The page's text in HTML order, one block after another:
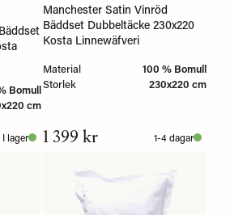
Bomull
cm
I lager
Manchester Satin Vinröd
Bäddset Dubbeltäcke 230x220
Kosta Linnewäfveri
Material
100 % Bomull
Storlek
230x220 cm
1 399 kr 1-4 dagar